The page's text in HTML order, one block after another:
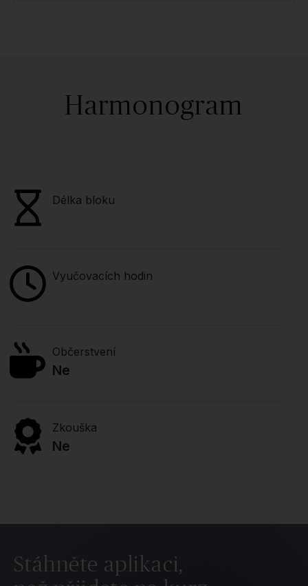
Harmonogram
Délka bloku
Vyučovacích hodin
Občerstvení
Ne
Zkouška
Ne
Stáhněte aplikaci,